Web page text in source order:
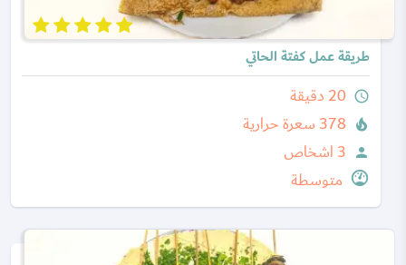
طريقة عمل كفتة الحاتي
query_builder 20 دقيقة
local_fire_department 378 سعرة حرارية
person
3 اشخاص
متوسطة